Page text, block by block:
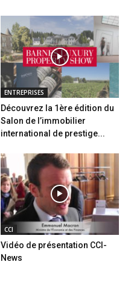
ENTREPRISES
Découvrez la 1ère édition du
Salon de l’immobilier
international de prestige...
CCI
Vidéo de présentation CCI-
News